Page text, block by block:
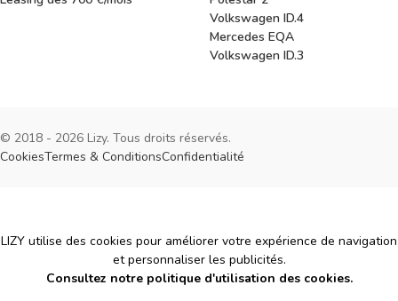
Volkswagen ID.4
Mercedes EQA
Volkswagen ID.3
© 2018 - 2026 Lizy. Tous droits réservés.
CookiesTermes & ConditionsConfidentialité
Cookies
LIZY utilise des cookies pour améliorer votre expérience de navigation
et personnaliser les publicités.
Consultez notre politique d'utilisation des cookies.